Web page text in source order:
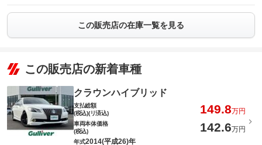
この販売店の在庫一覧を見る
この販売店の新着車種
クラウンハイブリッド
支払総額
(税込)(リ済込)
149.8万円
車両本体価格
(税込)
142.6万円
年式2014(平成26)年